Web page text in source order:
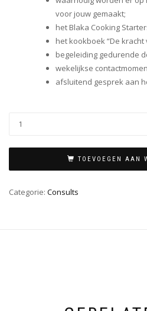
voor jouw gemaakt;
het Blaka Cooking
het kookboek “De kracht
begeleiding gedurende
wekelijkse
afsluitend gesprek aan
TOEVOEGEN AAN
Categorie: Consults